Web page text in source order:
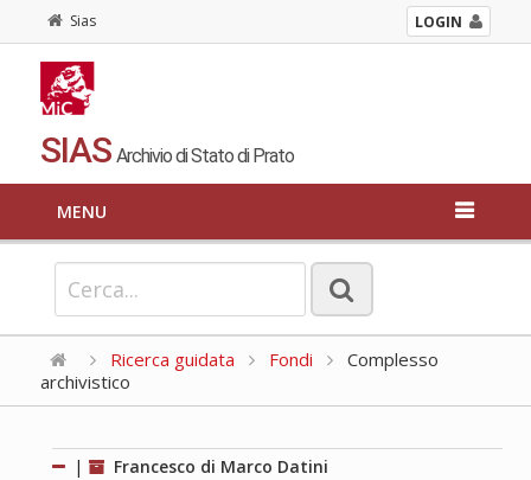
Sias LOGIN
SIAS Archivio di Stato di Prato
MENU
Ricerca guidata Fondi
Complesso
archivistico
| Francesco di Marco Datini